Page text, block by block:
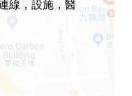
線，設施，醫